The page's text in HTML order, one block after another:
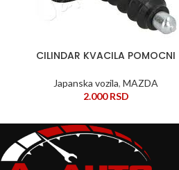
DODAJ U KORPU
CILINDAR KVACILA POMOCNI
Japanska vozila,MAZDA
2.000RSD